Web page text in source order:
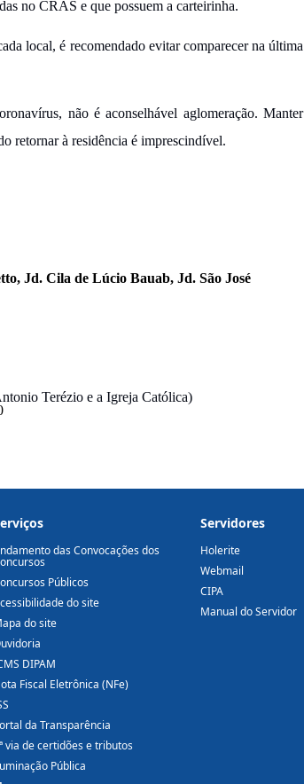
no CRAS e que possuem a carteirinha.
local, é recomendado evitar comparecer na última
não é aconselhável aglomeração. Manter
retornar à residência é imprescindível.
Jd. Cila de Lúcio Bauab, Jd. São José
Terézio e a Igreja Católica)
das Convocações dos
Públicos
do site
do site
DIPAM
Fiscal Eletrônica (NFe)
da Transparência
via de certidões e tributos
Pública
Servidores
Holerite
Webmail
CIPA
Manual do Servidor